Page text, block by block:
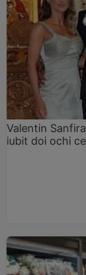
Valentin
iubit doi ochi